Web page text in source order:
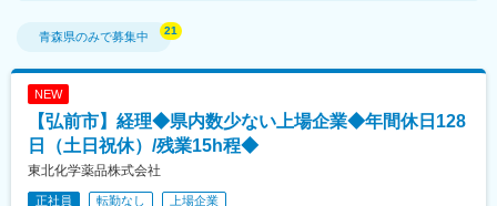
青森県のみで募集中
NEW
【弘前市】経理◆県内数少ない上場企業◆年間休日128
日（土日祝休）/残業15h程◆
東北化学薬品株式会社
正社員 転勤なし 上場企業